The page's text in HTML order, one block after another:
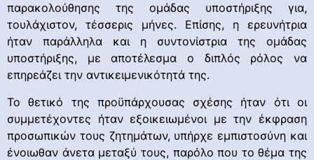
παρακολούθησης της ομάδας υποστήριξης για,
τουλάχιστον, τέσσερις μήνες. Επίσης, η ερευνήτρια
ήταν παράλληλα και η συντονίστρια της ομάδας
υποστήριξης, με αποτέλεσμα ο διπλός ρόλος να
επηρεάζει την αντικειμενικότητά της.
Το θετικό της προϋπάρχουσας σχέσης ήταν ότι οι
συμμετέχοντες ήταν εξοικειωμένοι με την έκφραση
προσωπικών τους ζητημάτων, υπήρχε εμπιστοσύνη και
ένοιωθαν άνετα μεταξύ τους, παρόλο που το θέμα της